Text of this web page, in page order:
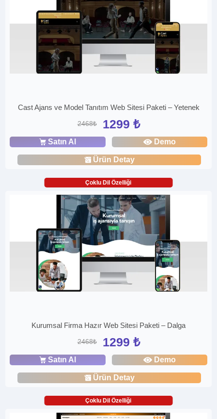
Cast Ajans ve Model Tanıtım Web Sitesi Paketi – Yetenek
2468₺ 1299 ₺
Satın Al Demo
Ürün Detay
Çoklu Dil Özelliği
Kurumsal Firma Hazır Web Sitesi Paketi – Dalga
2468₺ 1299 ₺
Satın Al Demo
Ürün Detay
Çoklu Dil Özelliği